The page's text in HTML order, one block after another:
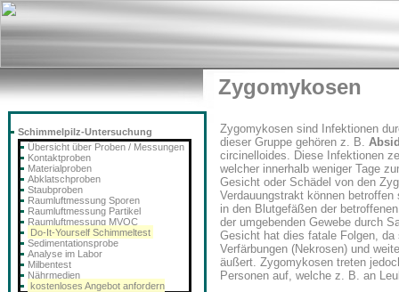
Zygomykosen
Zygomykosen sind Infektionen
dieser Gruppe gehören z. B.
circinelloides. Diese Infektionen
welcher innerhalb weniger Tage
Gesicht oder Schädel von den
Verdauungstrakt können
in den Blutgefäßen der
der umgebenden Gewebe durch
Gesicht hat dies fatale Folgen,
Verfärbungen (Nekrosen) und
äußert. Zygomykosen treten
Personen auf, welche z. B. an
Schimmelpilz-Untersuchung
Übersicht über Proben / Messungen
Kontaktproben
Materialproben
Abklatschproben
Staubproben
Raumluftmessung Sporen
Raumluftmessung Partikel
Raumluftmessung MVOC
Do-It-Yourself Schimmeltest
Sedimentationsprobe
Analyse im Labor
Milbentest
Nährmedien
kostenloses Angebot anfordern